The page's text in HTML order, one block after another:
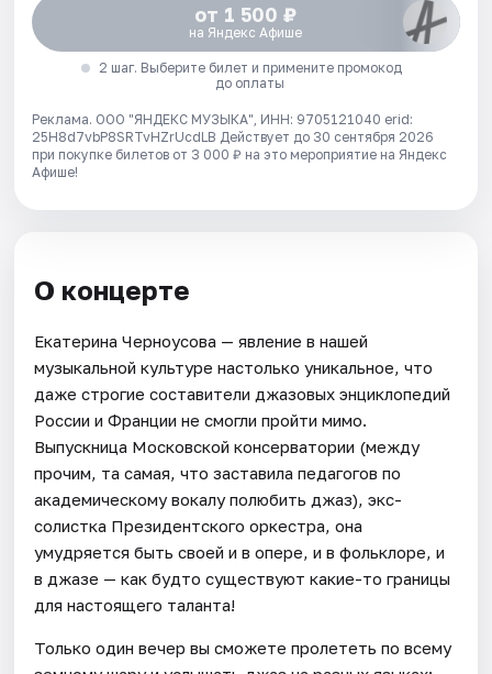
от 1 500 ₽
на Яндекс Афише
2 шаг. Выберите билет и примените промокод
до оплаты
Реклама. ООО "ЯНДЕКС МУЗЫКА", ИНН: 9705121040 erid:
25H8d7vbP8SRTvHZrUcdLB Действует до 30 сентября 2026
при покупке билетов от 3 000 ₽ на это мероприятие на Яндекс
Афише!
О концерте
Екатерина Черноусова — явление в нашей
музыкальной культуре настолько уникальное, что
даже строгие составители джазовых энциклопедий
России и Франции не смогли пройти мимо.
Выпускница Московской консерватории (между
прочим, та самая, что заставила педагогов по
академическому вокалу полюбить джаз), экс-
солистка Президентского оркестра, она
умудряется быть своей и в опере, и в фольклоре, и
в джазе — как будто существуют какие-то границы
для настоящего таланта!
Только один вечер вы сможете пролететь по всему